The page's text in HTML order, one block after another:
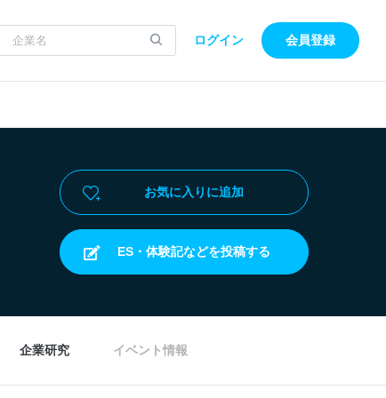
ログイン 会員登録
お気に入りに追加
ES・体験記などを投稿する
企業研究 イベント情報